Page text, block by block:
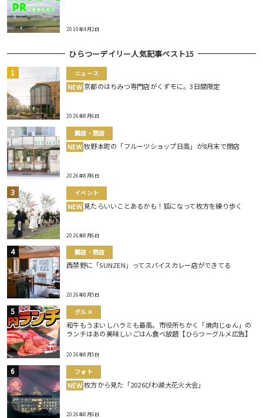
2010年4月2日
ひらつーデイリー人気記事ベスト15
ニュース
NEW 京都のはちみつ専門店がくずモに。3日間限定
2026年8月6日
開店・閉店
NEW 牧野本町の「フルーツショップ日高」が8月末で閉店
2026年8月6日
イベント
NEW 見たらいいことあるかも！狐になって枚方を練り歩く
2026年8月6日
開店・閉店
西禁野に「SUNZEN」ってスパイスカレー店ができてる
2026年8月5日
グルメ
和牛もうまいしハラミも最高。市役所ちかく「焼肉じゅん」の
ランチはあの美味しいごはん食べ放題【ひらつーグルメ広告】
2026年8月5日
フォト
NEW 枚方から見た「2026びわ湖大花火大会」
2026年8月6日